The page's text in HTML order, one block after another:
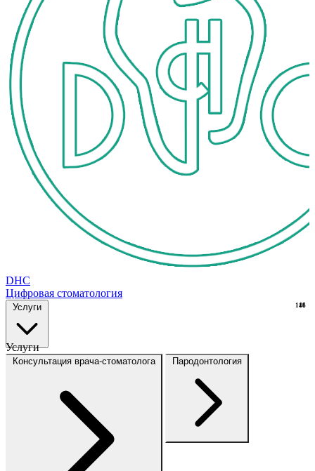
DHC
Цифровая стоматология
Услуги
Услуги
Консультация врача-стоматолога Пародонтология
16
148